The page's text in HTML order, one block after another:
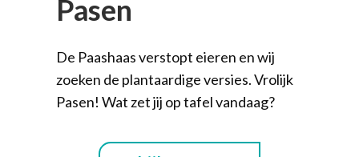
Pasen
De Paashaas verstopt eieren en wij
zoeken de plantaardige versies. Vrolijk
Pasen! Wat zet jij op tafel vandaag?